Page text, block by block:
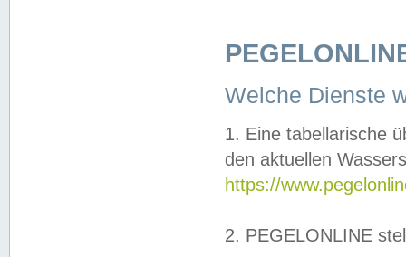
Welche Dienste
1. Eine tabellarische
den aktuellen
https://
2. PEGELONLINE